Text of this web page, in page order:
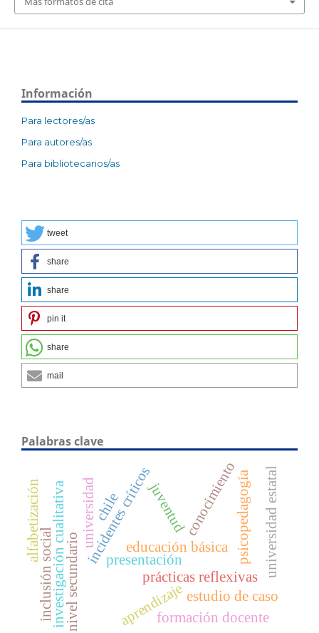
Información
Para lectores/as
Para autores/as
Para bibliotecarios/as
tweet
share
share
pin it
share
mail
Palabras clave
presentación
prácticas reflexivas
incidentes críticos
nivel secundario
investigación cualitativa educación básica
aprendizaje
conocimiento
universidad psicopedagogía
estudio de caso
formación docente
chile
inclusión social universidad estatal
juventud
alfabetización